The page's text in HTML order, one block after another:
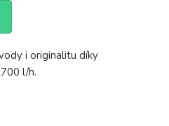
i originalitu díky
l/h.